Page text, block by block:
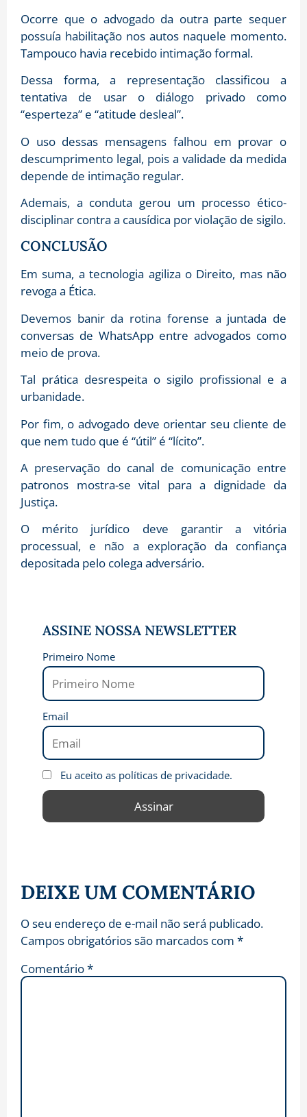
Ocorre que o advogado da outra parte sequer
possuía habilitação nos autos naquele momento.
Tampouco havia recebido intimação formal.
Dessa forma, a representação classificou a
tentativa de usar o diálogo privado como
“esperteza” e “atitude desleal”.
O uso dessas mensagens falhou em provar o
descumprimento legal, pois a validade da medida
depende de intimação regular.
Ademais, a conduta gerou um processo ético-
disciplinar contra a causídica por violação de sigilo.
CONCLUSÃO
Em suma, a tecnologia agiliza o Direito, mas não
revoga a Ética.
Devemos banir da rotina forense a juntada de
conversas de WhatsApp entre advogados como
meio de prova.
Tal prática desrespeita o sigilo profissional e a
urbanidade.
Por fim, o advogado deve orientar seu cliente de
que nem tudo que é “útil” é “lícito”.
A preservação do canal de comunicação entre
patronos mostra-se vital para a dignidade da
Justiça.
O mérito jurídico deve garantir a vitória
processual, e não a exploração da confiança
depositada pelo colega adversário.
ASSINE NOSSA NEWSLETTER
Primeiro Nome
Email
Eu aceito as políticas de privacidade.
DEIXE UM COMENTÁRIO
O seu endereço de e-mail não será publicado.
Campos obrigatórios são marcados com *
Comentário*